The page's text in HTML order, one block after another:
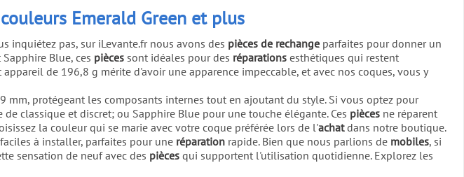
Emerald Green et plus
inquiétez pas, sur iLevante.fr nous avons des pièces de rechange parfaites pour donner un
Blue, ces pièces sont idéales pour des réparations esthétiques qui restent
de 196,8 g mérite d'avoir une apparence impeccable, et avec nos coques, vous y
protégeant les composants internes tout en ajoutant du style. Si vous optez pour
classique et discret; ou Sapphire Blue pour une touche élégante. Ces pièces ne réparent
la couleur qui se marie avec votre coque préférée lors de l'achatdans notre boutique.
à installer, parfaites pour une réparation rapide. Bien que nous parlions de mobiles, si
sensation de neuf avec des pièces qui supportent l'utilisation quotidienne. Explorez les